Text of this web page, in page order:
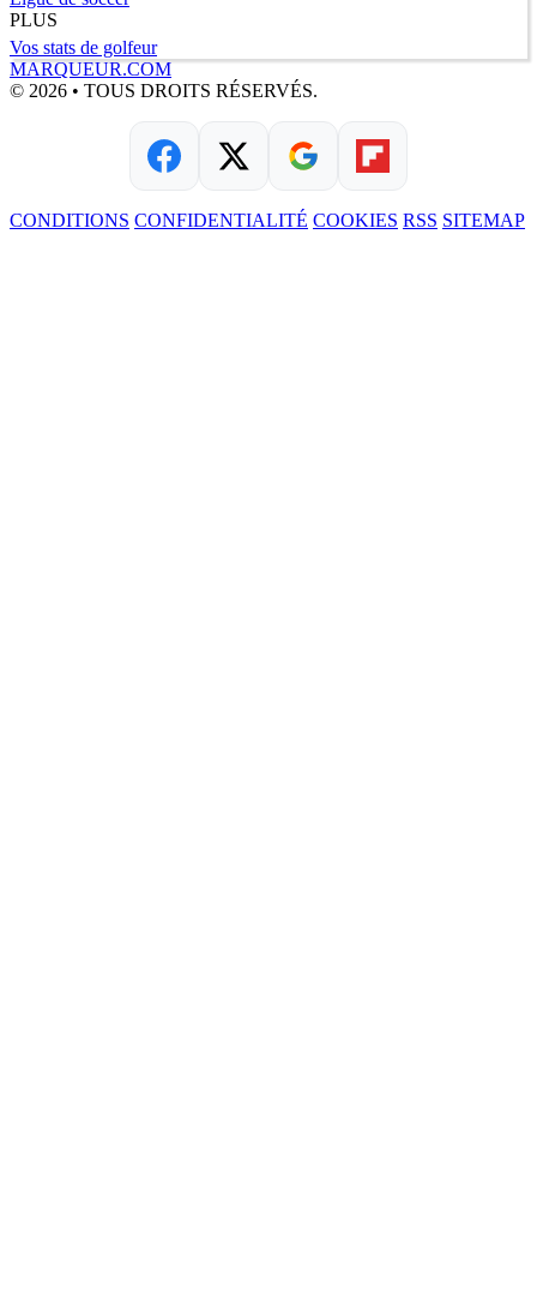
PLUS
Vos stats de golfeur
MARQUEUR.COM
© 2026 • TOUS DROITS RÉSERVÉS.
CONDITIONS CONFIDENTIALITÉ COOKIES RSS SITEMAP